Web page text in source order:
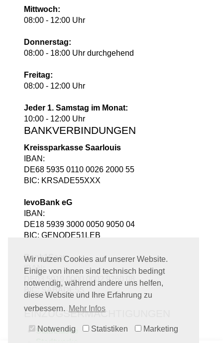
Wir nutzen Cookies auf unserer Website.
Einige von ihnen sind technisch bedingt
notwendig, während andere uns helfen,
diese Website und Ihre Erfahrung zu
verbessern. Mehr Infos
Notwendig Statistiken Marketing
Mittwoch:
08:00 - 12:00 Uhr
Donnerstag:
08:00 - 18:00 Uhr durchgehend
Freitag:
08:00 - 12:00 Uhr
Jeder 1. Samstag im Monat:
10:00 - 12:00 Uhr
BANKVERBINDUNGEN
Kreissparkasse Saarlouis
IBAN:
DE68 5935 0110 0026 2000 55
BIC: KRSADE55XXX
levoBank eG
IBAN:
DE18 5939 3000 0050 9050 04
BIC: GENODE51LEB
Bank1Saar
IBAN:
DE03 5919 0000 0002 9260 08
BIC: SABADE5S
EINZUGSERMÄCHTIGUNGEN
Stadtkasse